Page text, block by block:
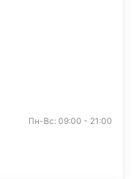
Пн-Вс: 09:00 - 21:00